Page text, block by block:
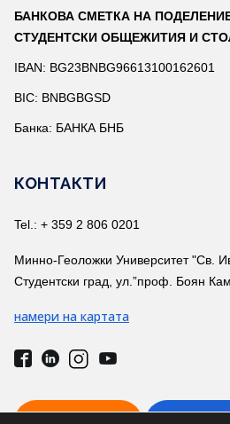
БАНКОВА СМЕТКА НА
СТУДЕНТСКИ ОБЩЕЖИТИЯ И
IBAN: BG23BNBG96613100162601
BIC: BNBGBGSD
Банка: БАНКА БНБ
КОНТАКТИ
Tel.: + 359 2 806 0201
Минно-Геоложки Университет "Св.
Студентски град, ул.”проф. Боян
намери на картата